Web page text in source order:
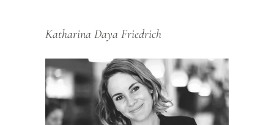
Katharina Daya Friedrich